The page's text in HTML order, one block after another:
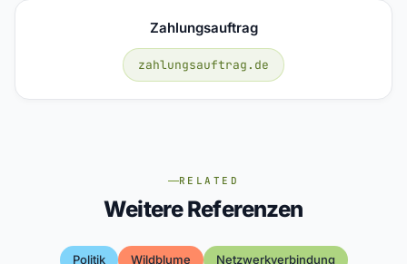
Zahlungsauftrag
zahlungsauftrag.de
RELATED
Weitere Referenzen
Politik Wildblume Netzwerkverbindung